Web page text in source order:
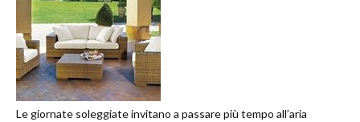
Le giornate soleggiate invitano a passare più tempo all’aria